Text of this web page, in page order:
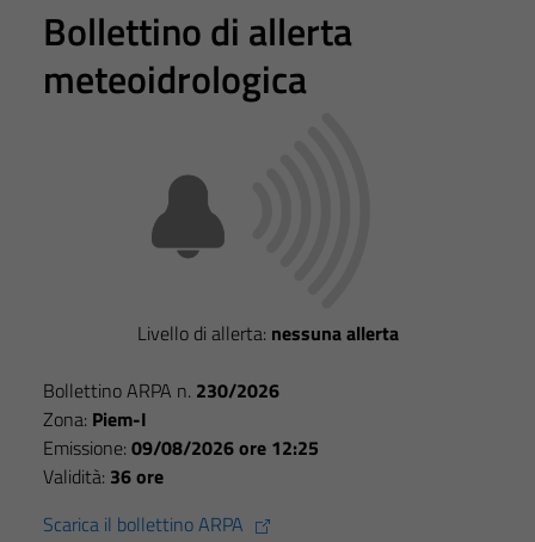
Bollettino di allerta
meteoidrologica
Livello di allerta: nessuna allerta
Bollettino ARPA n. 230/2026
Zona: Piem-I
Emissione: 09/08/2026 ore 12:25
Validità: 36 ore
Scarica il bollettino ARPA
sono necessari
possono